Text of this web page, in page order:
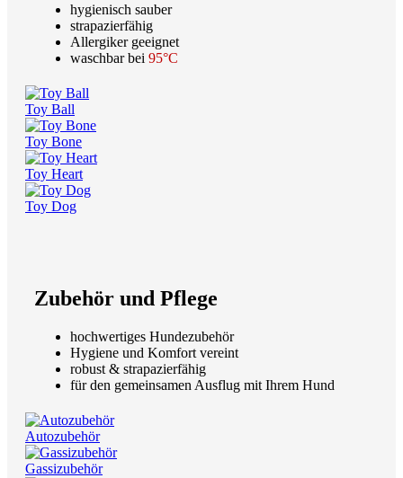
hygienisch sauber
strapazierfähig
Allergiker geeignet
waschbar bei 95°C
Toy Ball
Toy Bone
Toy Heart
Toy Dog
Zubehör und Pflege
hochwertiges Hundezubehör
Hygiene und Komfort vereint
robust & strapazierfähig
für den gemeinsamen Ausflug mit Ihrem Hund
Autozubehör
Gassizubehör